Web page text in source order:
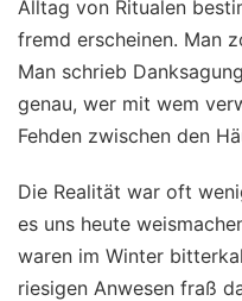
Alltag von Ritualen
fremd erscheinen. Man
Man schrieb
genau, wer mit wem
Fehden zwischen den
Die Realität war oft
es uns heute
waren im Winter
riesigen Anwesen fraß